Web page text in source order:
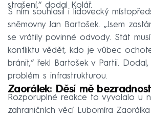
strašení,“ dodal Kolář.
S ním souhlasil i lidovecký
sněmovny Jan Bartošek. „Jsem
se vrátily povinné odvody. Stát
konfliktu vědět, kdo je vůbec
bránit,“ řekl Bartošek v Partii.
problém s infrastrukturou.
Zaorálek: Děsí mě
Rozporuplné reakce to vyvolalo u
zahraničních věcí Lubomíra